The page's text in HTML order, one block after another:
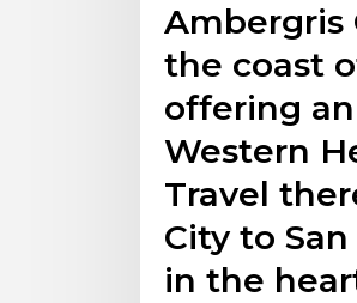
Ambergris
the coast
offering
Western
Travel
City to
in the